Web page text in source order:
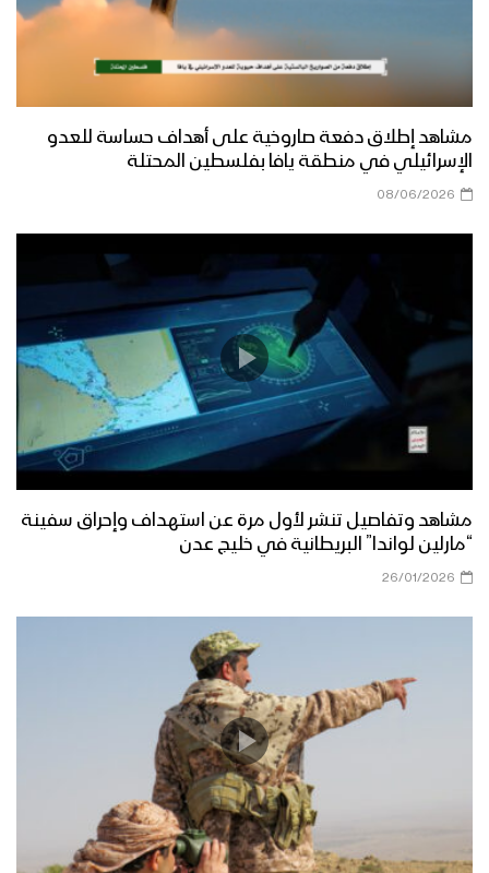
مشاهد إطلاق دفعة صاروخية على أهداف حساسة للعدو
الإسرائيلي في منطقة يافا بفلسطين المحتلة
08/06/2026
مشاهد وتفاصيل تنشر لأول مرة عن استهداف وإحراق سفينة
“مارلين لواندا” البريطانية في خليج عدن
26/01/2026